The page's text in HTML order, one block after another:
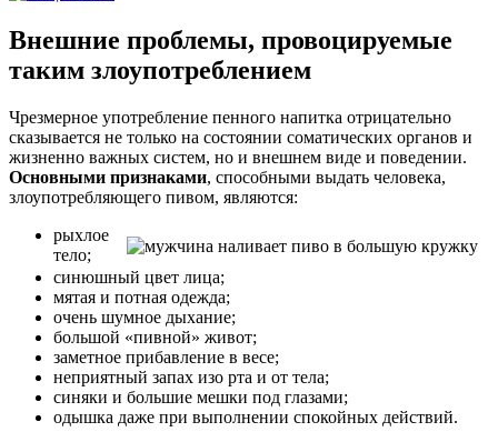
Внешние проблемы, провоцируемые
таким злоупотреблением
Чрезмерное употребление пенного напитка отрицательно
сказывается не только на состоянии соматических органов и
жизненно важных систем, но и внешнем виде и поведении.
Основными признаками, способными выдать человека,
злоупотребляющего пивом, являются:
рыхлое
тело;
синюшный цвет лица;
мятая и потная одежда;
очень шумное дыхание;
большой «пивной» живот;
заметное прибавление в весе;
неприятный запах изо рта и от тела;
синяки и большие мешки под глазами;
одышка даже при выполнении спокойных действий.